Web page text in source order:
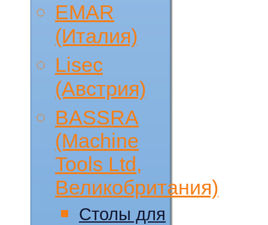
EMAR
(Италия)
Lisec
(Австрия)
BASSRA
(Machine
Tools Ltd,
Великобритания)
Столы для